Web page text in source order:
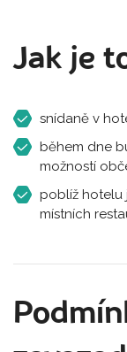
Jak je
snídaně v
během dne
možností
poblíž hotelu
místních